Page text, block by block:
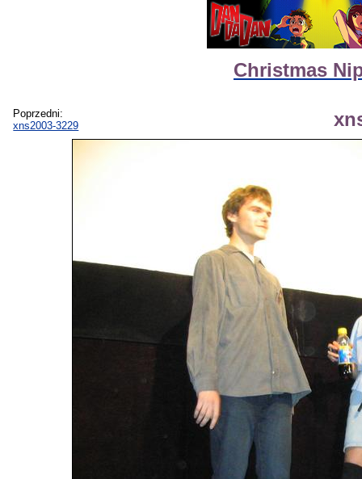
Christmas
Poprzedni:
xns2003-3229